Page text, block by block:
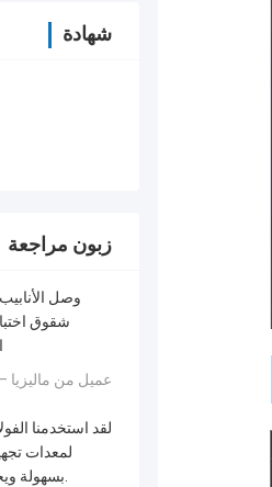
شهادة
زبون مراجعة
وصل
شقوق
—— عميل من ماليزيا
لمعدات
بسهولة ويحافظ على معايير النظافة الجيدة.